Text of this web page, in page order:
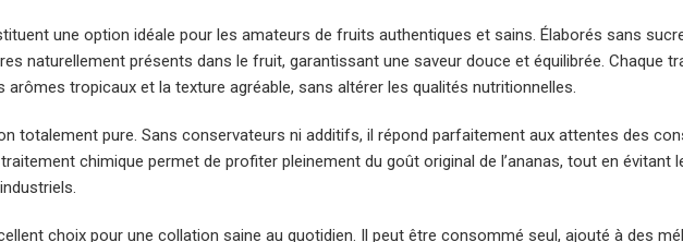
une option idéale pour les amateurs de fruits authentiques et sains. Élaborés sans
naturellement présents dans le fruit, garantissant une saveur douce et équilibrée. Chaque
tropicaux et la texture agréable, sans altérer les qualités nutritionnelles.
totalement pure. Sans conservateurs ni additifs, il répond parfaitement aux attentes des
chimique permet de profiter pleinement du goût original de l’ananas, tout en évitant
choix pour une collation saine au quotidien. Il peut être consommé seul, ajouté à des